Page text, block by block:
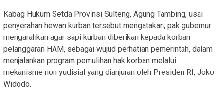
Kabag Hukum Setda Provinsi Sulteng, Agung Tambing, usai
penyerahan hewan kurban tersebut mengatakan, pak gubernur
mengarahkan agar sapi kurban diberikan kepada korban
pelanggaran HAM, sebagai wujud perhatian pemerintah, dalam
menjalankan program pemulihan hak korban melalui
mekanisme non yudisial yang dianjuran oleh Presiden RI, Joko
Widodo.